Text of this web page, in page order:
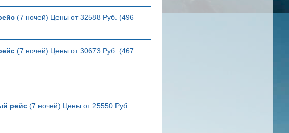
(7 ночей) Цены от 32588 Руб. (496
(7 ночей) Цены от 30673 Руб. (467
рейс (7 ночей) Цены от 25550 Руб.